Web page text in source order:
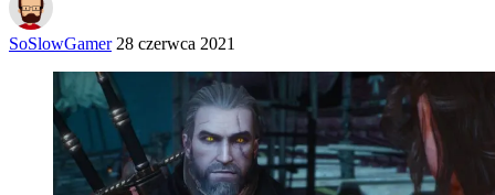
SoSlowGamer 28 czerwca 2021